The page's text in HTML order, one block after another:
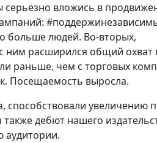
серьёзно вложись в
больше людей. Во-вторых,
ним расширился общий охват
раньше, чем с торговых
Посещаемость выросла.
способствовали увеличению
дебют нашего
аудитории.